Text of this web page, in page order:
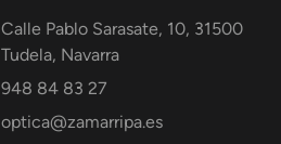
Calle Pablo Sarasate, 10, 31500
Tudela, Navarra
948 84 83 27
optica@zamarripa.es